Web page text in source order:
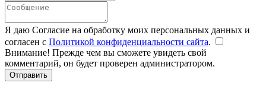
Я даю Согласие на обработку моих персональных данных и
согласен с Политикой конфиденциальности сайта.
Внимание! Прежде чем вы сможете увидеть свой
комментарий, он будет проверен администратором.
Отправить